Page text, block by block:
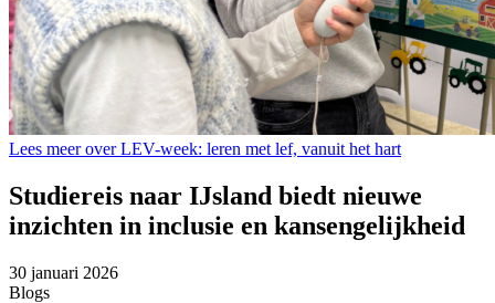
Lees meer over LEV-week: leren met lef, vanuit het hart
Studiereis naar IJsland biedt nieuwe
inzichten in inclusie en kansengelijkheid
30 januari 2026
Blogs